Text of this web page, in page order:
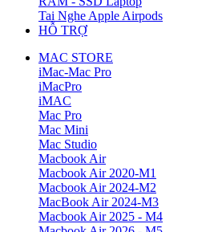
Tai Nghe Apple Airpods
HỖ TRỢ
MAC STORE
iMac-Mac Pro
iMacPro
iMAC
Mac Pro
Mac Mini
Mac Studio
Macbook Air
Macbook Air 2020-M1
Macbook Air 2024-M2
MacBook Air 2024-M3
Macbook Air 2025 - M4